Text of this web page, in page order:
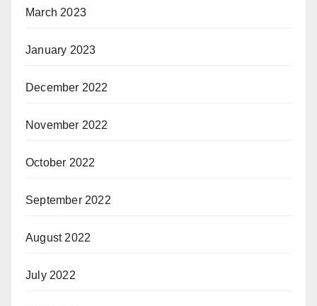
March 2023
January 2023
December 2022
November 2022
October 2022
September 2022
August 2022
July 2022